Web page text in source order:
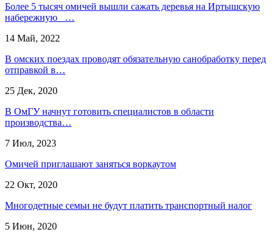
Более 5 тысяч омичей вышли сажать деревья на Иртышскую
набережную …
14 Май, 2022
В омских поездах проводят обязательную санобработку перед
отправкой в…
25 Дек, 2020
В ОмГУ начнут готовить специалистов в области
производства…
7 Июл, 2023
Омичей приглашают заняться воркаутом
22 Окт, 2020
Многодетные семьи не будут платить транспортный налог
5 Июн, 2020